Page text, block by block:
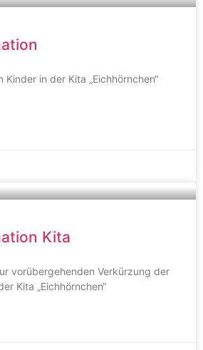
Kinder in der Kita „Eichhörnchen“
Kita
vorübergehenden Verkürzung der
Kita „Eichhörnchen“